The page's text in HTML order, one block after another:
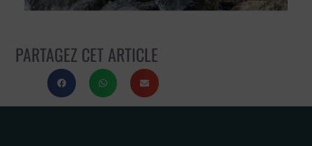
PARTAGEZ CET ARTICLE